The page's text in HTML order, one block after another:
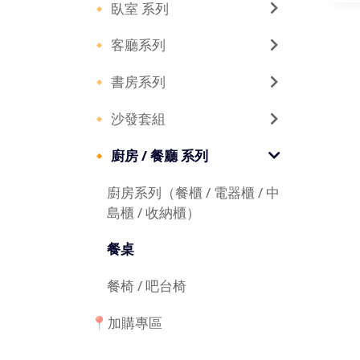
🔸 臥室 系列
🔸 客廳系列
🔸 書房系列
🔸 沙發套組
🔸 廚房 / 餐廳 系列
廚房系列（餐櫃 / 電器櫃 / 中
島櫃 / 收納櫃）
餐桌
餐椅 / 吧台椅
📍加購專區